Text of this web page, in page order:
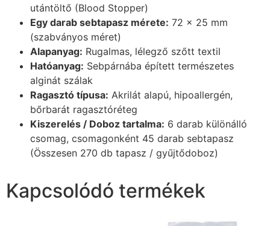
utántöltő (Blood Stopper)
Egy darab sebtapasz mérete: 72 x 25 mm
(szabványos méret)
Alapanyag: Rugalmas, lélegző szőtt textil
Hatóanyag: Sebpárnába épített természetes
alginát szálak
Ragasztó típusa: Akrilát alapú, hipoallergén,
bőrbarát ragasztóréteg
Kiszerelés / Doboz tartalma: 6 darab különálló
csomag, csomagonként 45 darab sebtapasz
(Összesen 270 db tapasz / gyűjtődoboz)
Kapcsolódó termékek